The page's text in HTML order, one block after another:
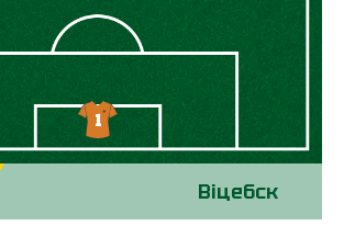
1
Віцебск